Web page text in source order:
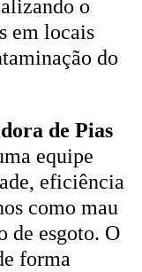
o
em locais
do
de Pias
equipe
eficiência
como mau
de esgoto. O
forma